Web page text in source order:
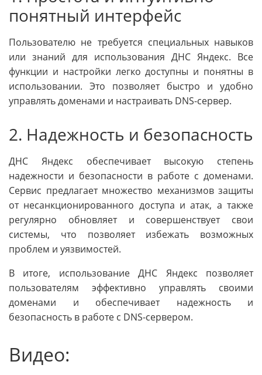
понятный интерфейс
Пользователю не требуется специальных навыков
или знаний для использования ДНС Яндекс. Все
функции и настройки легко доступны и понятны в
использовании. Это позволяет быстро и удобно
управлять доменами и настраивать DNS-сервер.
2. Надежность и безопасность
ДНС Яндекс обеспечивает высокую степень
надежности и безопасности в работе с доменами.
Сервис предлагает множество механизмов защиты
от несанкционированного доступа и атак, а также
регулярно обновляет и совершенствует свои
системы, что позволяет избежать возможных
проблем и уязвимостей.
В итоге, использование ДНС Яндекс позволяет
пользователям эффективно управлять своими
доменами и обеспечивает надежность и
безопасность в работе с DNS-сервером.
Видео: